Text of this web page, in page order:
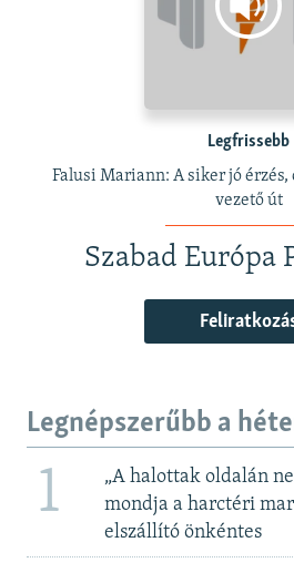
Legfrissebb
Falusi Mariann: A siker jó érzés,
vezető út
Szabad Európa
Legnépszerűbb a
1
„A halottak oldalán
mondja a harctéri
elszállító önkéntes